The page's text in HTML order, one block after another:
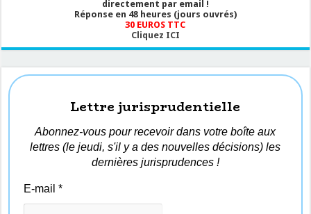
directement par email !
Réponse en 48 heures (jours ouvrés)
30 EUROS TTC
Cliquez ICI
Lettre jurisprudentielle
Abonnez-vous pour recevoir dans votre boîte aux
lettres (le jeudi, s'il y a des nouvelles décisions) les
dernières jurisprudences !
E-mail*